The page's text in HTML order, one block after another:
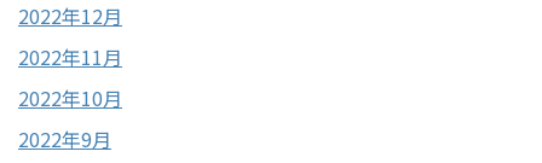
2022年12月
2022年11月
2022年10月
2022年9月